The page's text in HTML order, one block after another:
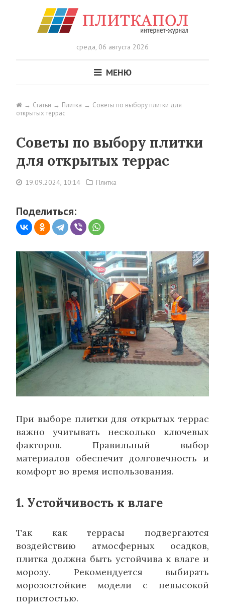
среда, 06 августа 2026
МЕНЮ
Статьи Плитка
Советы по выбору плитки для
открытых террас
Советы по выбору плитки
для открытых террас
19.09.2024, 10:14 Плитка
Поделиться:
При выборе плитки для открытых террас
важно учитывать несколько ключевых
факторов. Правильный выбор
материалов обеспечит долговечность и
комфорт во время использования.
1. Устойчивость к влаге
Так как террасы подвергаются
воздействию атмосферных осадков,
плитка должна быть устойчива к влаге и
морозу. Рекомендуется выбирать
морозостойкие модели с невысокой
пористостью.